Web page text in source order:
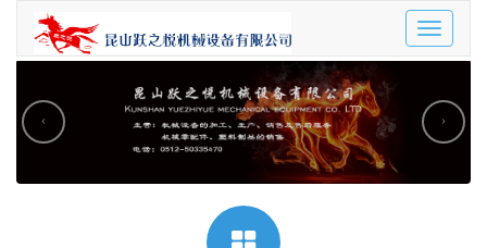
Toggle
‹ ›